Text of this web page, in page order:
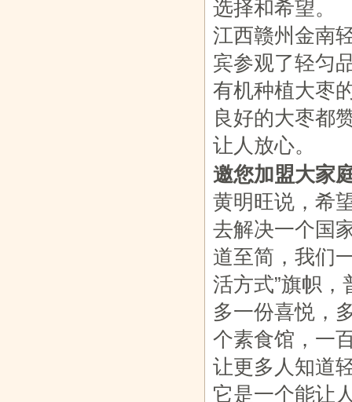
选择和希望。
江西赣州金南
宾参观了轻匀
有机种植大枣
良好的大枣都
让人放心。
邀您加盟大家
黄明旺说，希
去解决一个国
道至简，我们
活方式”旗帜
多一份喜悦，
个素食馆，一
让更多人知道
它是一个能让